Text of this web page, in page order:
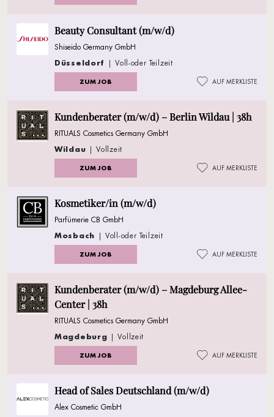
Beauty Consultant (m/w/d)
Shiseido Germany GmbH
Düsseldorf | Voll-oder Teilzeit
ZUM JOB AUF MERKLISTE
Kundenberater (m/w/d) – Berlin Wildau | 38h
RITUALS Cosmetics Germany GmbH
Wildau | Vollzeit
ZUM JOB AUF MERKLISTE
Kosmetiker/in (m/w/d)
Parfümerie CB GmbH
Mosbach | Voll-oder Teilzeit
ZUM JOB AUF MERKLISTE
Kundenberater (m/w/d) – Magdeburg Allee-
Center | 38h
RITUALS Cosmetics Germany GmbH
Magdeburg | Vollzeit
ZUM JOB AUF MERKLISTE
Head of Sales Deutschland (m/w/d)
Alex Cosmetic GmbH